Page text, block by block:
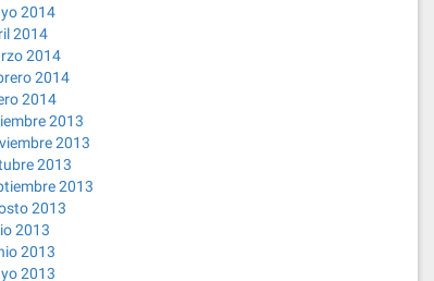
2014
2014
2014
2014
2014
2013
2013
2013
2013
2013
2013
2013
2013